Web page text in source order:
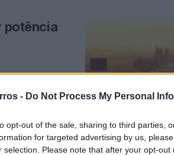
- Do Not Process My Personal
opt-out of the sale, sharing to third parties,
for targeted advertising by us,
selection. Please note that after your opt-
potência
reduzir a
nova etapa ...